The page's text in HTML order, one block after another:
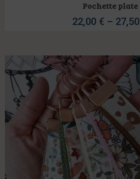
Pochette plate
22,00 € – 27,50